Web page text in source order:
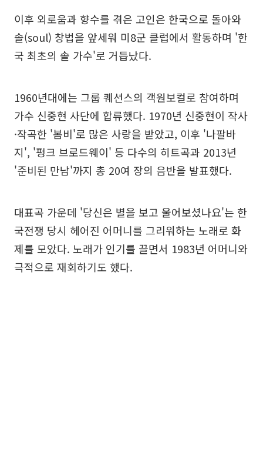
이후 외로움과 향수를 겪은 고인은 한국으로 돌아와
솔(soul) 창법을 앞세워 미8군 클럽에서 활동하며 '한
국 최초의 솔 가수'로 거듭났다.
1960년대에는 그룹 퀘션스의 객원보컬로 참여하며
가수 신중현 사단에 합류했다. 1970년 신중현이 작사
·작곡한 '봄비'로 많은 사랑을 받았고, 이후 '나팔바
지', '펑크 브로드웨이' 등 다수의 히트곡과 2013년
'준비된 만남'까지 총 20여 장의 음반을 발표했다.
대표곡 가운데 '당신은 별을 보고 울어보셨나요'는 한
국전쟁 당시 헤어진 어머니를 그리워하는 노래로 화
제를 모았다. 노래가 인기를 끌면서 1983년 어머니와
극적으로 재회하기도 했다.